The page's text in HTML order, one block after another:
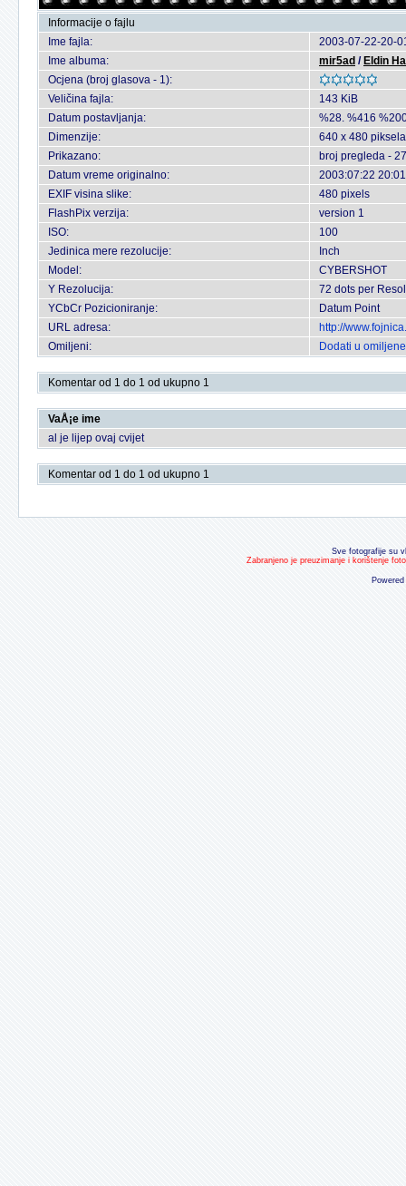
Informacije o fajlu
Ime fajla:
2003-07-22-20-
Ime albuma:
mir5ad / Eldin
Ocjena (broj glasova - 1):
Veličina fajla:
143 KiB
Datum postavljanja:
%28. %416
Dimenzije:
640 x 480 piksela
Prikazano:
broj pregleda -
Datum vreme originalno:
2003:07:22
EXIF visina slike:
480 pixels
FlashPix verzija:
version 1
ISO:
100
Jedinica mere rezolucije:
Inch
Model:
CYBERSHOT
Y Rezolucija:
72 dots per
YCbCr Pozicioniranje:
Datum Point
URL adresa:
http://
Omiljeni:
Dodati u omiljene
Komentar od 1 do 1 od ukupno 1
VaÅ¡e ime
al je lijep ovaj cvijet
Komentar od 1 do 1 od ukupno 1
Sve fotografije su
Zabranjeno je preuzimanje i korištenje